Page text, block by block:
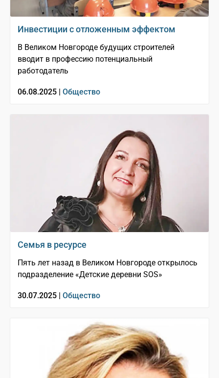
Инвестиции с отложенным эффектом
В Великом Новгороде будущих строителей
вводит в профессию потенциальный
работодатель
06.08.2025 | Общество
Семья в ресурсе
Пять лет назад в Великом Новгороде открылось
подразделение «Детские деревни SOS»
30.07.2025 | Общество